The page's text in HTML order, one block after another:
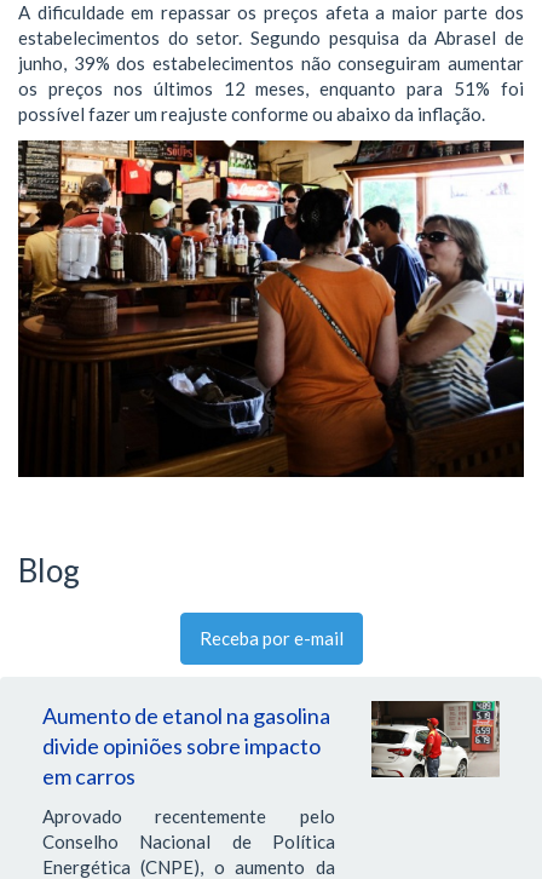
A dificuldade em repassar os preços afeta a maior parte dos
estabelecimentos do setor. Segundo pesquisa da Abrasel de
junho, 39% dos estabelecimentos não conseguiram aumentar
os preços nos últimos 12 meses, enquanto para 51% foi
possível fazer um reajuste conforme ou abaixo da inflação.
Blog
Receba por e-mail
Aumento de etanol na gasolina
divide opiniões sobre impacto
em carros
Aprovado recentemente pelo
Conselho Nacional de Política
Energética (CNPE), o aumento da